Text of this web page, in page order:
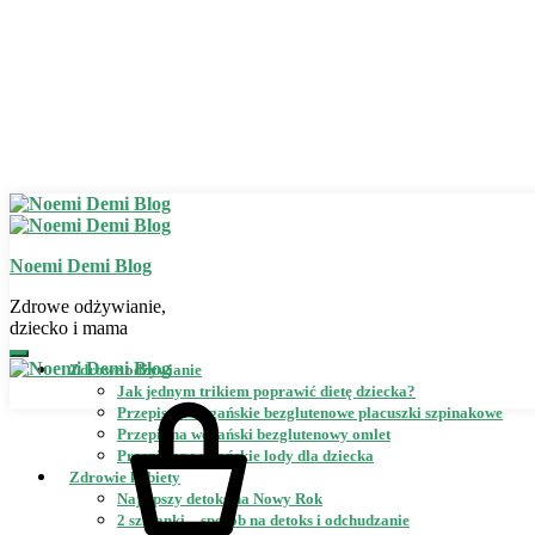
Noemi Demi Blog
Zdrowe odżywianie,
dziecko i mama
Zdrowe odżywianie
Jak jednym trikiem poprawić dietę dziecka?
Przepis na wegańskie bezglutenowe placuszki szpinakowe
Przepis na wegański bezglutenowy omlet
Przepis na wegańskie lody dla dziecka
Zdrowie kobiety
Najlepszy detoks na Nowy Rok
2 szklanki – sposób na detoks i odchudzanie